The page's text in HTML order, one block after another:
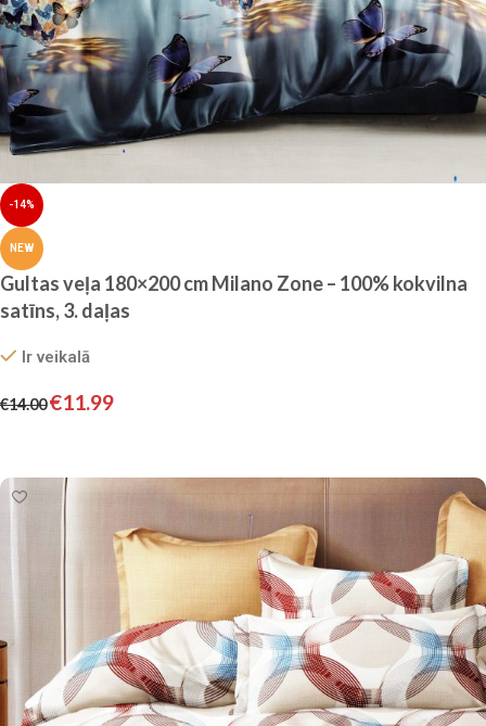
-14%
NEW
Gultas veļa 180×200 cm Milano Zone – 100% kokvilna
satīns, 3. daļas
Ir veikalā
€14.00€11.99